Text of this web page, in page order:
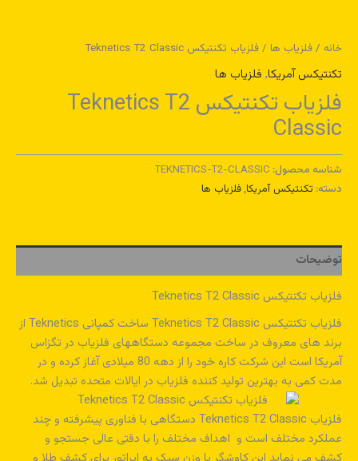
خانه /فلزیاب ها / فلزیاب تکنتیکس Teknetics T2 Classic
تکنتیکس آمریکا, فلزیاب ها
فلزیاب تکنتیکس Teknetics T2
Classic
شناسه محصول: TEKNETICS-T2-CLASSIC
دسته: تکنتیکس آمریکا,فلزیاب ها
توضیحات
فلزیاب تکنتیکس Teknetics T2 Classic
فلزیاب تکنتیکس Teknetics T2 Classic ساخت کمپانی Teknetics از
برند های معروف در ساخت مجموعه دستگاههای فلزیاب در تگزاس
آمریکا است این شرکت کاره خود را از دهه 80 میلادی آغاز کرده و در
مدت کمی به بهترین تولید کننده فلزیاب در ایالات متحده تبدیل شد.
فلزیاب Teknetics T2 Classic دستگاهی با فناوری پیشرفته و چند
عملکرد مختلف است و اهداف مختلف را با دقتی عالی جستجو و